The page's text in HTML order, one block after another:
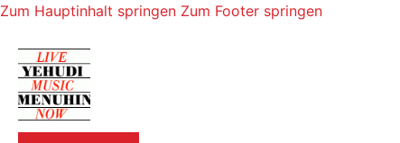
Zum Hauptinhalt springen Zum Footer springen